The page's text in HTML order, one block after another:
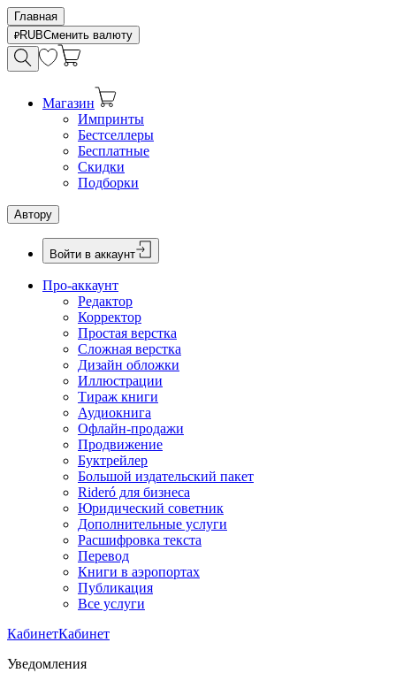
Главная
RUBСменить валюту
Магазин
Импринты
Бестселлеры
Бесплатные
Скидки
Подборки
Автору
Войти в аккаунт
Про-аккаунт
Редактор
Корректор
Простая верстка
Сложная верстка
Дизайн обложки
Иллюстрации
Тираж книги
Аудиокнига
Офлайн-продажи
Продвижение
Буктрейлер
Большой издательский пакет
Rideró для бизнеса
Юридический советник
Дополнительные услуги
Расшифровка текста
Перевод
Книги в аэропортах
Публикация
Все услуги
КабинетКабинет
Уведомления